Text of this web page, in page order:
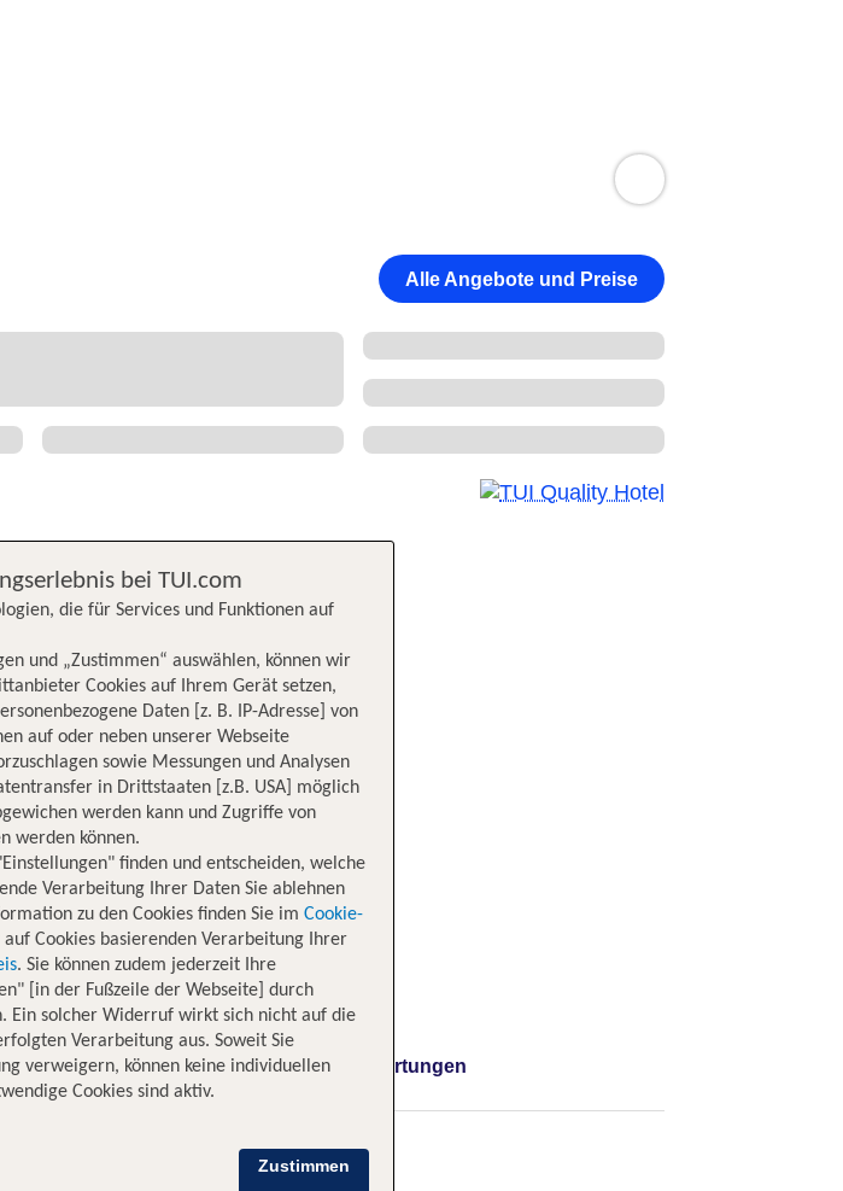
Alle Angebote und Preise
Nachhaltigkeit Lage Bewertungen
bei TUI.com
die für Services und Funktionen auf
und „Zustimmen“ auswählen, können wir
Cookies auf Ihrem Gerät setzen,
Daten [z. B. IP-Adresse] von
auf oder neben unserer Webseite
sowie Messungen und Analysen
in Drittstaaten [z.B. USA] möglich
werden kann und Zugriffe von
werden können.
finden und entscheiden, welche
Verarbeitung Ihrer Daten Sie ablehnen
zu den Cookies finden Sie im Cookie-
Cookies basierenden Verarbeitung Ihrer
. Sie können zudem jederzeit Ihre
[in der Fußzeile der Webseite] durch
Ein solcher Widerruf wirkt sich nicht auf die
Verarbeitung aus. Soweit Sie
verweigern, können keine individuellen
Cookies sind aktiv.
Zustimmen